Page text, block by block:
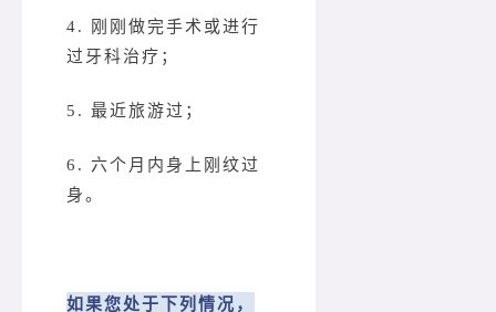
4. 刚刚做完手术或进行
过牙科治疗；
5. 最近旅游过；
6. 六个月内身上刚纹过
身。
如果您处于下列情况，